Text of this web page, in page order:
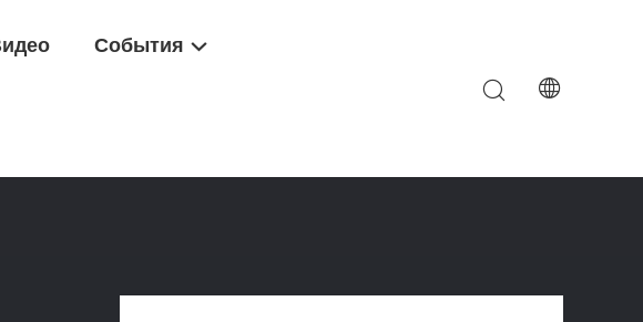
События
ЦПУ Промышленное Покрытие Порошком Для Нержавеющей Стали